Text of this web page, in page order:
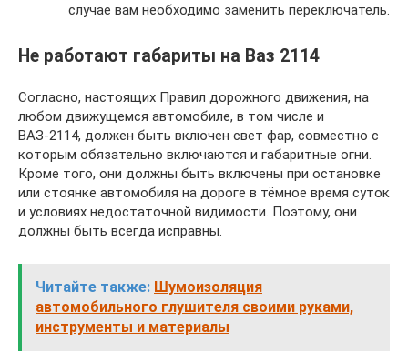
случае вам необходимо заменить переключатель.
Не работают габариты на Ваз 2114
Согласно, настоящих Правил дорожного движения, на
любом движущемся автомобиле, в том числе и
ВАЗ-2114, должен быть включен свет фар, совместно с
которым обязательно включаются и габаритные огни.
Кроме того, они должны быть включены при остановке
или стоянке автомобиля на дороге в тёмное время суток
и условиях недостаточной видимости. Поэтому, они
должны быть всегда исправны.
Читайте также: Шумоизоляция
автомобильного глушителя своими руками,
инструменты и материалы